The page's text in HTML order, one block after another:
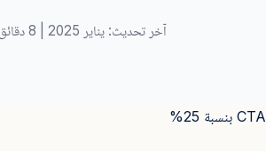
آخر تحديث: يناير 2025 | 8 دقائق قراءة
CTA بنسبة 25%